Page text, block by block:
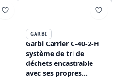
GARBI
Garbi Carrier C-40-2-H
système de tri de
déchets encastrable
avec ses propres